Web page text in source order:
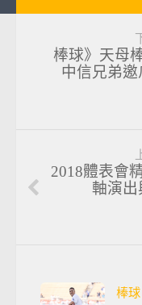
棒球》天母
中信兄弟
2018體表會
軸演出
棒球